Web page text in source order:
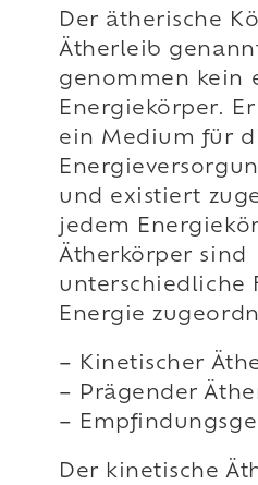
Der ätherische
Ätherleib
genommen kein
Energiekörper.
ein Medium für
und existiert
jedem
Ätherkörper sind
unterschiedliche
Energie
– Kinetischer
– Prägender
–
Der kinetische